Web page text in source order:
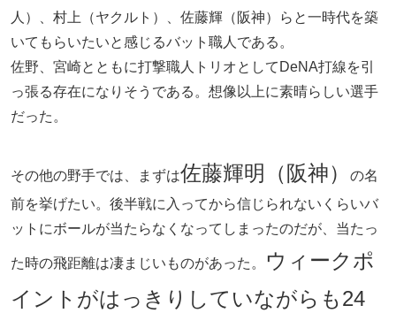
人）、村上（ヤクルト）、佐藤輝（阪神）らと一時代を築
いてもらいたいと感じるバット職人である。
佐野、宮崎とともに打撃職人トリオとしてDeNA打線を引
っ張る存在になりそうである。想像以上に素晴らしい選手
だった。
その他の野手では、まずは佐藤輝明（阪神）
の名
前を挙げたい。後半戦に入ってから信じられないくらいバ
ットにボールが当たらなくなってしまったのだが、当たっ
た時の飛距離は凄まじいものがあった。
ウィークポ
イントがはっきりしていながらも24